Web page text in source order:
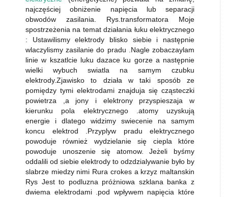
najczęściej obniżenie napięcia lub separacji
obwodów zasilania. Rys.transformatora Moje
spostrzeżenia na temat działania łuku elektrycznego
: Ustawilismy elektrody blisko siebie i następnie
wlaczylismy zasilanie do pradu .Nagle zobaczaylam
linie w kszatlcie luku dazace ku gorze a następnie
wielki wybuch swiatla na samym czubku
elektrody.Zjawisko to działa w taki sposób ze
pomiędzy tymi elektrodami znajduja się cząsteczki
powietrza ,a jony i elektrony przyspieszaja w
kierunku pola elektrycznego .atomy uzyskują
energie i dlatego widzimy swiecenie na samym
koncu elektrod .Przyplyw pradu elektrycznego
powoduje również wydzielanie się ciepla które
powoduje unoszenie się atomow. Jeżeli byśmy
oddalili od siebie elektrody to odzdzialywanie było by
slabrze miedzy nimi Rura crokes a krzyz maltanskin
Rys Jest to podluzna próżniowa szklana banka z
dwiema elektrodami .pod wpływem napięcia które